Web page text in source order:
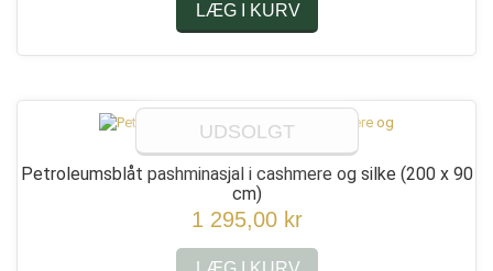
LÆG I KURV
UDSOLGT
Petroleumsblåt pashminasjal i cashmere og silke (200 x 90
cm)
1 295,00 kr